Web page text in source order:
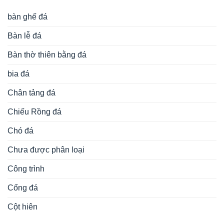
bàn ghế đá
Bàn lễ đá
Bàn thờ thiên bằng đá
bia đá
Chân tảng đá
Chiếu Rồng đá
Chó đá
Chưa được phân loại
Công trình
Cổng đá
Cột hiên